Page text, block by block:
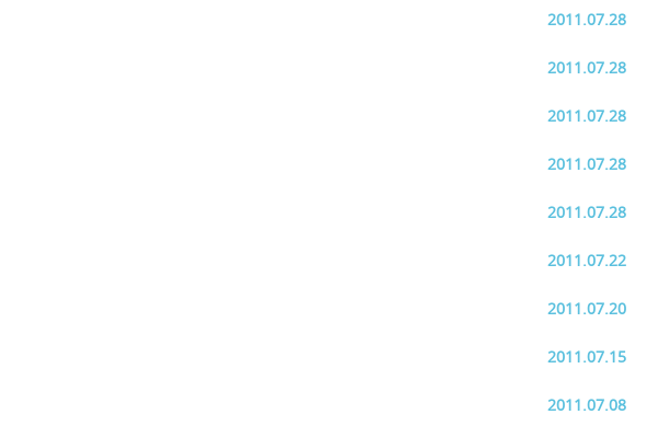
2011.07.28
2011.07.28
2011.07.28
2011.07.28
2011.07.28
2011.07.22
2011.07.20
2011.07.15
2011.07.08